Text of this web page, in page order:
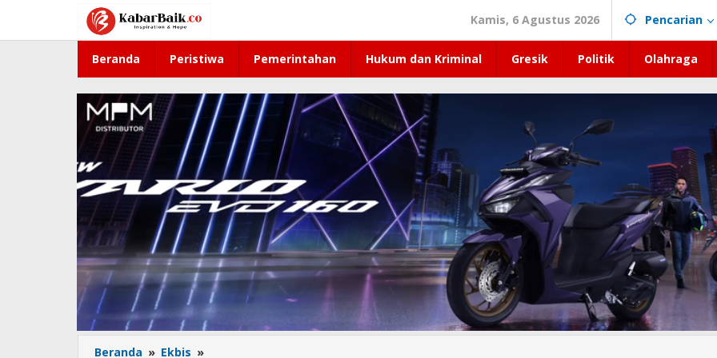
konten
Kamis, 6 Agustus 2026 Pencarian
Beranda Peristiwa Pemerintahan Hukum dan Kriminal Gresik Politik Olahraga
Beranda » Ekbis »